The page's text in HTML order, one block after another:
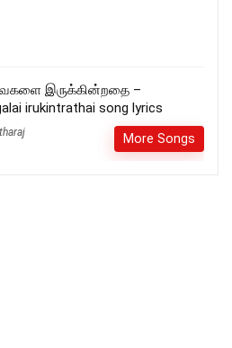
இருக்கின்றதை –
irukintrathai song lyrics
More Songs